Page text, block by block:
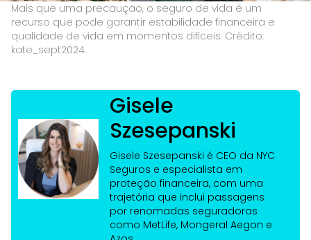
Mais que uma precaução, o seguro de vida é um
recurso que pode garantir estabilidade financeira e
qualidade de vida em momentos difíceis. Crédito:
kate_sept2024.
Gisele
Szesepanski
Gisele Szesepanski é CEO da NYC
Seguros e especialista em
proteção financeira, com uma
trajetória que inclui passagens
por renomadas seguradoras
como MetLife, Mongeral Aegon e